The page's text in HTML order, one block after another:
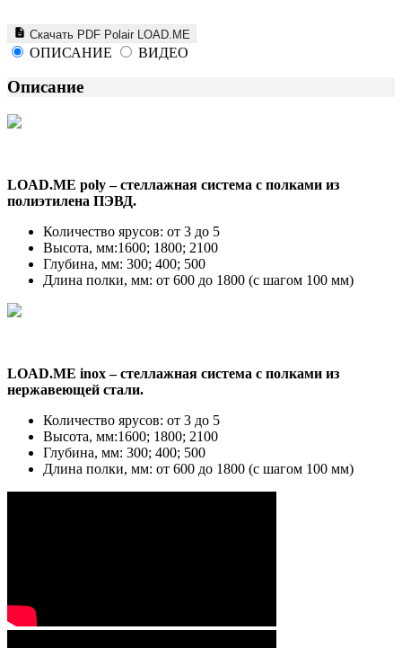
Скачать PDF Polair LOAD.ME
ОПИСАНИЕ ВИДЕО
Описание
LOAD.ME poly – cтеллажная система с полками из
полиэтилена ПЭВД.
Количество ярусов: от 3 до 5
Высота, мм:1600; 1800; 2100
Глубина, мм: 300; 400; 500
Длина полки, мм: от 600 до 1800 (с шагом 100 мм)
LOAD.ME inox – cтеллажная система с полками из
нержавеющей стали.
Количество ярусов: от 3 до 5
Высота, мм:1600; 1800; 2100
Глубина, мм: 300; 400; 500
Длина полки, мм: от 600 до 1800 (с шагом 100 мм)